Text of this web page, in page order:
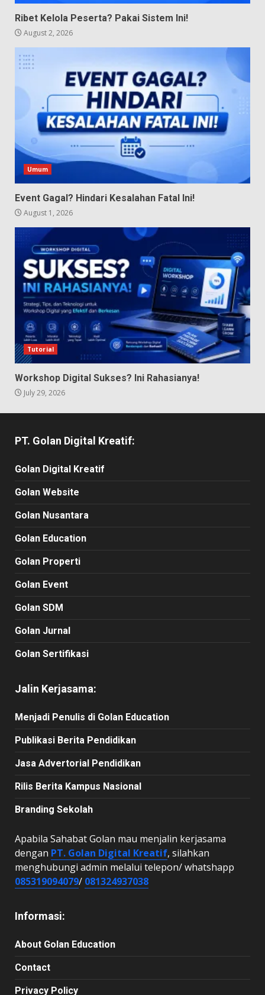
Ribet Kelola Peserta? Pakai Sistem Ini!
August 2, 2026
Umum
Event Gagal? Hindari Kesalahan Fatal Ini!
August 1, 2026
Tutorial
Workshop Digital Sukses? Ini Rahasianya!
July 29, 2026
PT. Golan Digital Kreatif:
Golan Digital Kreatif
Golan Website
Golan Nusantara
Golan Education
Golan Properti
Golan Event
Golan SDM
Golan Jurnal
Golan Sertifikasi
Jalin Kerjasama:
Menjadi Penulis di Golan Education
Publikasi Berita Pendidikan
Jasa Advertorial Pendidikan
Rilis Berita Kampus Nasional
Branding Sekolah
Apabila Sahabat Golan mau menjalin kerjasama
dengan PT. Golan Digital Kreatif, silahkan
menghubungi admin melalui telepon/ whatshapp
085319094079/ 081324937038
Informasi:
About Golan Education
Contact
Privacy Policy